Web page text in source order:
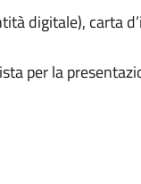
digitale), carta
per la